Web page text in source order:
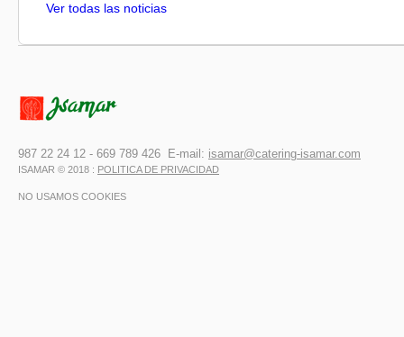
Ver todas las noticias
987 22 24 12 - 669 789 426 E-mail: isamar@catering-isamar.com
ISAMAR © 2018 : POLITICA DE PRIVACIDAD
NO USAMOS COOKIES